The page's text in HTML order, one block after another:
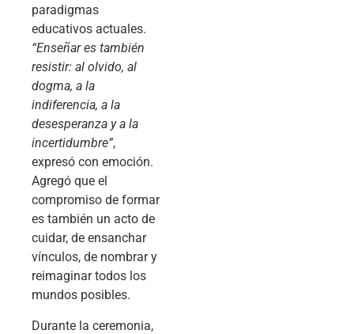
paradigmas
educativos actuales.
“Enseñar es también
resistir: al olvido, al
dogma, a la
indiferencia, a la
desesperanza y a la
incertidumbre”,
expresó con emoción.
Agregó que el
compromiso de formar
es también un acto de
cuidar, de ensanchar
vínculos, de nombrar y
reimaginar todos los
mundos posibles.
Durante la ceremonia,